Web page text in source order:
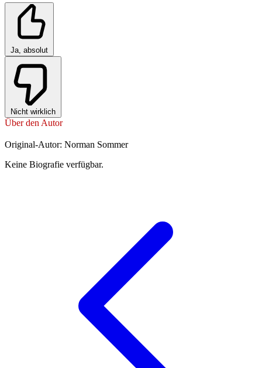
Ja, absolut
Nicht wirklich
Über den Autor
Original-Autor: Norman Sommer
Keine Biografie verfügbar.